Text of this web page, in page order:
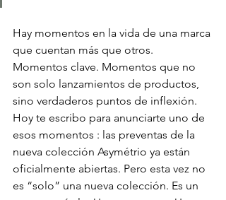
Hay momentos en la vida de una marca
que cuentan más que otros.
Momentos clave. Momentos que no
son solo lanzamientos de productos,
sino verdaderos puntos de inflexión.
Hoy te escribo para anunciarte uno de
esos momentos : las preventas de la
nueva colección Asymétrio ya están
oficialmente abiertas. Pero esta vez no
es “solo” una nueva colección. Es un